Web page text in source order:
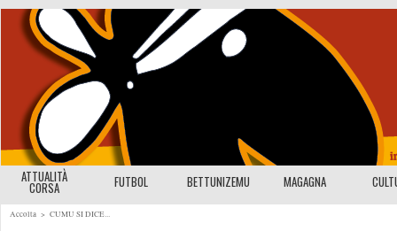
ATTUALITÀ
CORSA FUTBOL BETTUNIZEMU MAGAGNA
Accolta > CUMU SI DICE...